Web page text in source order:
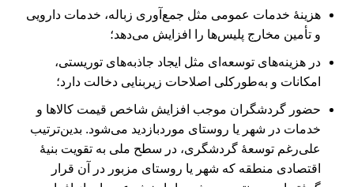
هزینۀ خدمات عمومی مثل جمع‌آوری زباله، خدمات دارویی
و تأمین مخارج پلیس‌‏ها را افزایش می‏‌دهد؛
در هزینه‏‌های توسعه‌ای مثل ایجاد جاذبه‏‌های توریستی،
امکانات و به‌طورکلی اصلاحات زیربنایی دخالت دارد؛
حضور گردشگران موجب افزایش شاخص قیمت کالاها و
خدمات در شهر یا روستای موردبازدید می‌شود. بدین‌ترتیب
علی‌رغم توسعۀ گردشگری، در سطح ملی به تقویت بنیۀ
اقتصادی منطقه که شهر یا روستای مزبور در آن قرار